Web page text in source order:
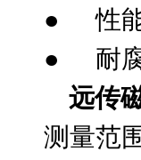
● 性
● 耐腐
远传
测量范